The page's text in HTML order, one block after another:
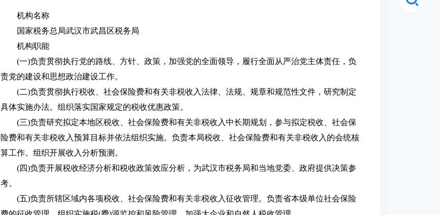
机构名称
国家税务总局武汉市武昌区税务局
机构职能
(一)负责贯彻执行党的路线、方针、政策，加强党的全面领导，履行全面从严治党主体责任，负
责党的建设和思想政治建设工作。
(二)负责贯彻执行税收、社会保险费和有关非税收入法律、法规、规章和规范性文件，研究制定
具体实施办法。组织落实国家规定的税收优惠政策。
(三)负责研究拟定本地区税收、社会保险费和有关非税收入中长期规划，参与拟定税收、社会保
险费和有关非税收入预算目标并依法组织实施。负责本局税收、社会保险费和有关非税收入的会统核
算工作。组织开展收入分析预测。
(四)负责开展税收经济分析和税收政策效应分析，为武汉市税务局和当地党委、政府提供决策参
考。
(五)负责所辖区域内各项税收、社会保险费和有关非税收入征收管理。负责省本级单位社会保险